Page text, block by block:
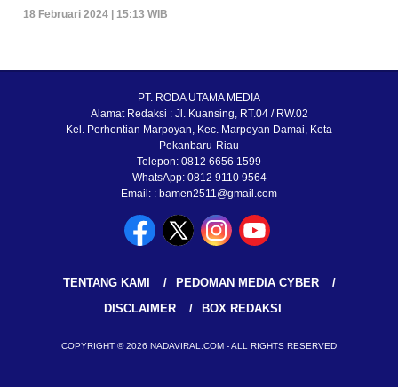
18 Februari 2024 | 15:13 WIB
PT. RODA UTAMA MEDIA
Alamat Redaksi : Jl. Kuansing, RT.04 / RW.02
Kel. Perhentian Marpoyan, Kec. Marpoyan Damai, Kota
Pekanbaru-Riau
Telepon: 0812 6656 1599
WhatsApp: 0812 9110 9564
Email: : bamen2511@gmail.com
TENTANG KAMI
PEDOMAN MEDIA CYBER
DISCLAIMER
BOX REDAKSI
COPYRIGHT © 2026 NADAVIRAL.COM - ALL RIGHTS RESERVED